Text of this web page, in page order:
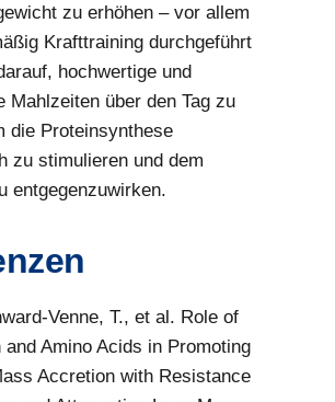
zu erhöhen – vor allem
Krafttraining durchgeführt
hochwertige und
Mahlzeiten über den Tag zu
die Proteinsynthese
zu stimulieren und dem
entgegenzuwirken.
Venne, T., et al. Role of
and Amino Acids in Promoting
Accretion with Resistance